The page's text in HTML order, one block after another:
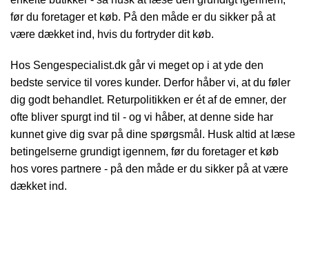
før du foretager et køb. På den måde er du sikker på at
være dækket ind, hvis du fortryder dit køb.
Hos Sengespecialist.dk går vi meget op i at yde den
bedste service til vores kunder. Derfor håber vi, at du føler
dig godt behandlet. Returpolitikken er ét af de emner, der
ofte bliver spurgt ind til - og vi håber, at denne side har
kunnet give dig svar på dine spørgsmål. Husk altid at læse
betingelserne grundigt igennem, før du foretager et køb
hos vores partnere - på den måde er du sikker på at være
dækket ind.